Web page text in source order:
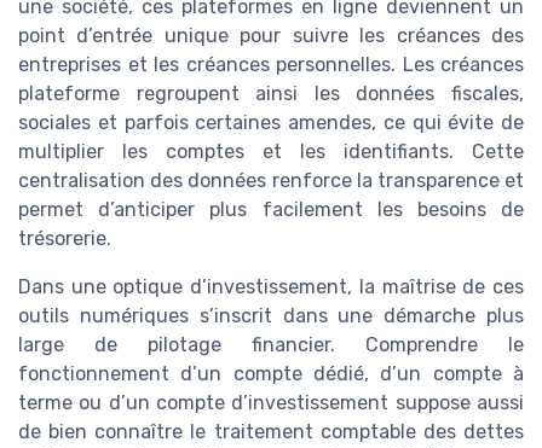
une société, ces plateformes en ligne deviennent un
point d’entrée unique pour suivre les créances des
entreprises et les créances personnelles. Les créances
plateforme regroupent ainsi les données fiscales,
sociales et parfois certaines amendes, ce qui évite de
multiplier les comptes et les identifiants. Cette
centralisation des données renforce la transparence et
permet d’anticiper plus facilement les besoins de
trésorerie.
Dans une optique d’investissement, la maîtrise de ces
outils numériques s’inscrit dans une démarche plus
large de pilotage financier. Comprendre le
fonctionnement d’un compte dédié, d’un compte à
terme ou d’un compte d’investissement suppose aussi
de bien connaître le traitement comptable des dettes